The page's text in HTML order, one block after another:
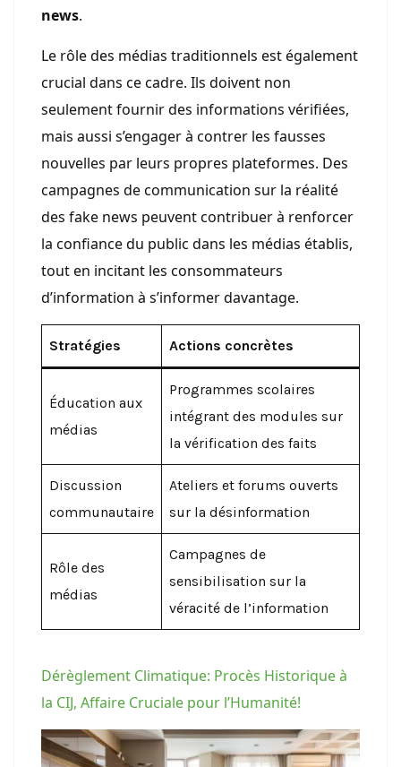
news.
Le rôle des médias traditionnels est également
crucial dans ce cadre. Ils doivent non
seulement fournir des informations vérifiées,
mais aussi s’engager à contrer les fausses
nouvelles par leurs propres plateformes. Des
campagnes de communication sur la réalité
des fake news peuvent contribuer à renforcer
la confiance du public dans les médias établis,
tout en incitant les consommateurs
d’information à s’informer davantage.
Stratégies Actions concrètes
Éducation aux
médias
Programmes scolaires
intégrant des modules sur
la vérification des faits
Discussion
communautaire
Ateliers et forums ouverts
sur la désinformation
Rôle des
médias
Campagnes de
sensibilisation sur la
véracité de l’information
Dérèglement Climatique: Procès Historique à
la CIJ, Affaire Cruciale pour l’Humanité!